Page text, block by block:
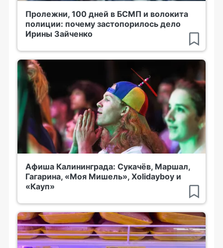
Пролежни, 100 дней в БСМП и волокита
полиции: почему застопорилось дело
Ирины Зайченко
Афиша Калининграда: Сукачёв, Маршал,
Гагарина, «Моя Мишель», Xolidayboy и
«Кауп»